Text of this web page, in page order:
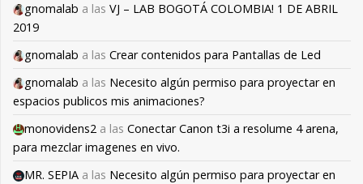
gnomalab a las VJ – LAB BOGOTÁ COLOMBIA! 1 DE ABRIL
2019
gnomalab a las Crear contenidos para Pantallas de Led
gnomalab a las Necesito algún permiso para proyectar en
espacios publicos mis animaciones?
monovidens2 a las Conectar Canon t3i a resolume 4 arena,
para mezclar imagenes en vivo.
MR. SEPIA a las Necesito algún permiso para proyectar en